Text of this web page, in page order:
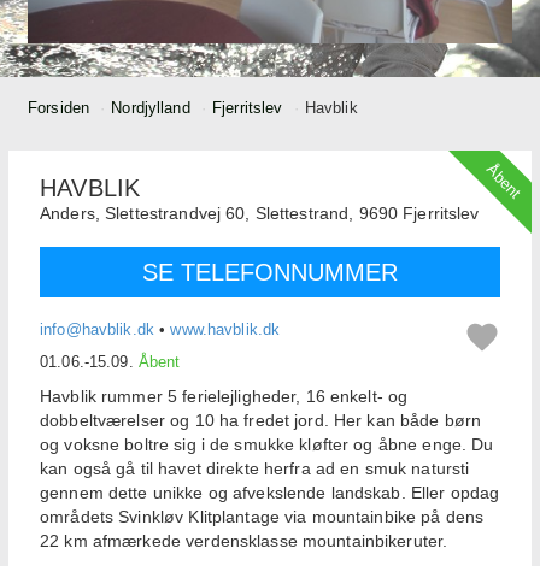
Forsiden Nordjylland Fjerritslev Havblik
Åbent
HAVBLIK
Anders,Slettestrandvej 60, Slettestrand, 9690 Fjerritslev
SE TELEFONNUMMER
info@havblik.dk•www.havblik.dk
01.06.-15.09. Åbent
Havblik rummer 5 ferielejligheder, 16 enkelt- og
dobbeltværelser og 10 ha fredet jord. Her kan både børn
og voksne boltre sig i de smukke kløfter og åbne enge. Du
kan også gå til havet direkte herfra ad en smuk natursti
gennem dette unikke og afvekslende landskab. Eller opdag
områdets Svinkløv Klitplantage via mountainbike på dens
22 km afmærkede verdensklasse mountainbikeruter.